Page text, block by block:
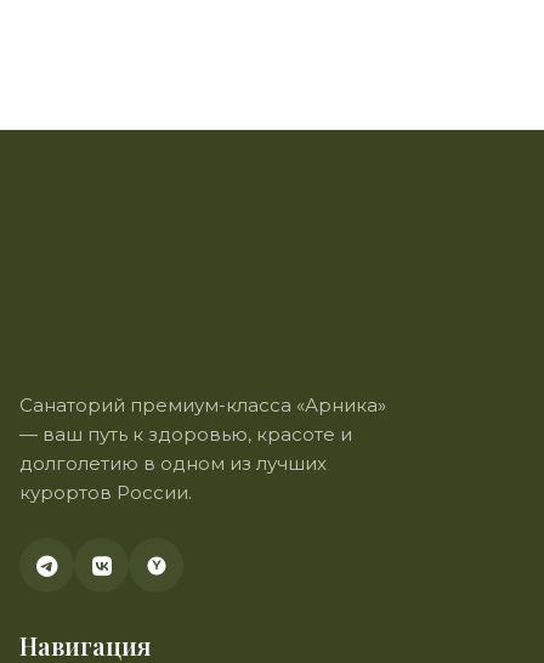
Санаторий премиум-класса «Арника»
— ваш путь к здоровью, красоте и
долголетию в одном из лучших
курортов России.
Навигация